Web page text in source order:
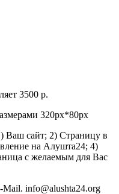
3500 р.
320px*80px
Ваш сайт; 2) Страницу в
на Алушта24; 4)
с желаемым для Вас
Mail. info@alushta24.org